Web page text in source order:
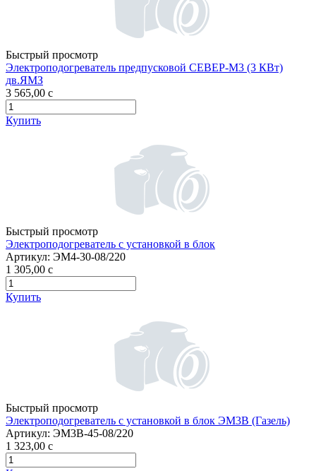
Быстрый просмотр
Электроподогреватель предпусковой СЕВЕР-М3 (3 КВт)
дв.ЯМЗ
3 565,00 c
Купить
Быстрый просмотр
Электроподогреватель с установкой в блок
Артикул: ЭМ4-30-08/220
1 305,00 c
Купить
Быстрый просмотр
Электроподогреватель с установкой в блок ЭМ3В (Газель)
Артикул: ЭМ3В-45-08/220
1 323,00 c